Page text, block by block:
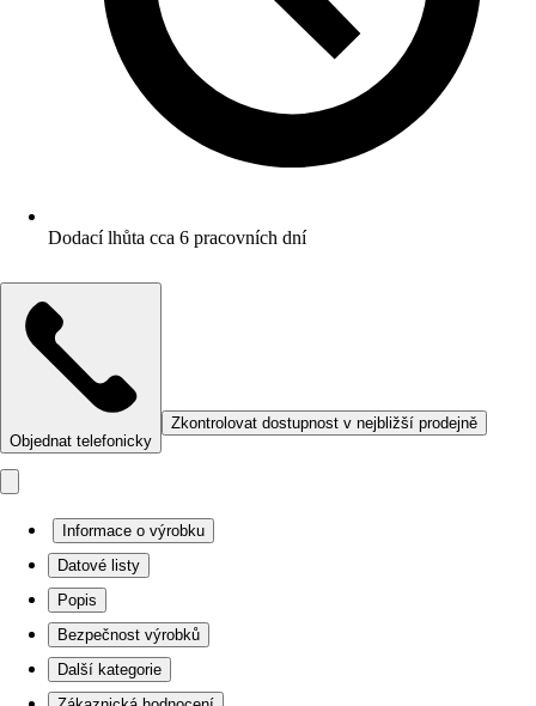
Dodací lhůta cca 6 pracovních dní
Objednat telefonicky
Zkontrolovat dostupnost v nejbližší prodejně
Informace o výrobku
Datové listy
Popis
Bezpečnost výrobků
Další kategorie